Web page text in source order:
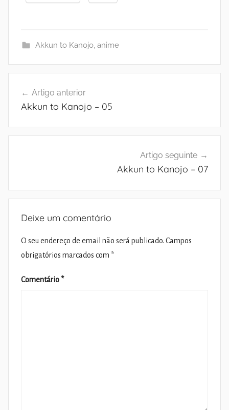
Akkun to Kanojo, anime
Artigo anterior
Akkun to Kanojo – 05
Artigo seguinte
Akkun to Kanojo – 07
Deixe um comentário
O seu endereço de email não será publicado. Campos
obrigatórios marcados com *
Comentário *